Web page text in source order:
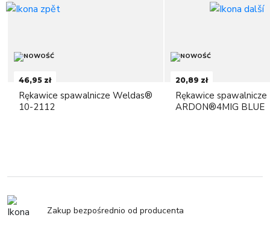
46,95 zł
Rękawice spawalnicze Weldas®
10-2112
20,89 zł
Rękawice spawalnicze
ARDON®4MIG BLUE
Zakup bezpośrednio od producenta